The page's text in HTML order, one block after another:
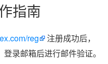
指南
reg
注册成功后，
录邮箱后进行邮件验证。